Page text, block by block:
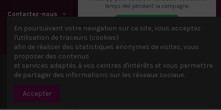
Contactez-nous
© 2021 Tous droits réservés A. DROZ & FILS - IDACTIV &
temps réel pendant la campagne.
En poursuivant votre navigation sur ce site, vous acceptez
l'utilisation de traceurs (cookies)
afin de réaliser des statistiques anonymes de visites, vous
proposer des contenus
et services adaptés à vos centres d'intérêts et vous permettre
de partager des informations sur les réseaux sociaux.
Accepter